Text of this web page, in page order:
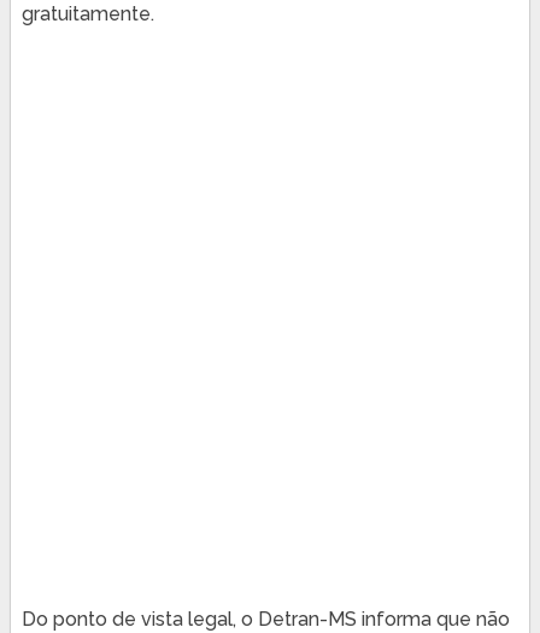
gratuitamente.
Do ponto de vista legal, o Detran-MS informa que não